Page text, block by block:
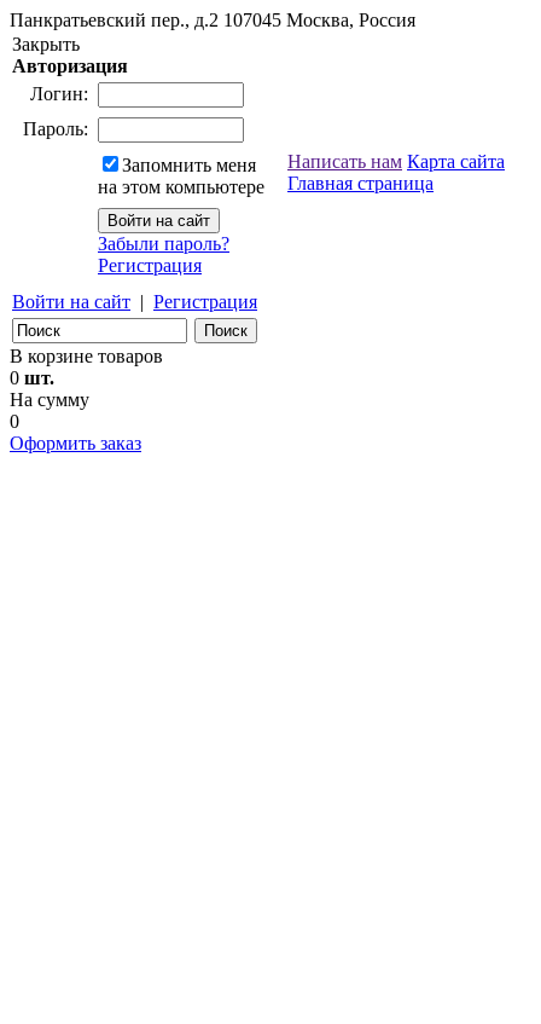
Панкратьевский пер., д.2 107045 Москва, Россия
Закрыть
Авторизация
Логин:
Пароль:
Запомнить меня
на этом компьютере
Забыли пароль?
Регистрация
Войти на сайт | Регистрация
Написать нам Карта сайта
Главная страница
В корзине товаров
0 шт.
На сумму
0
Оформить заказ